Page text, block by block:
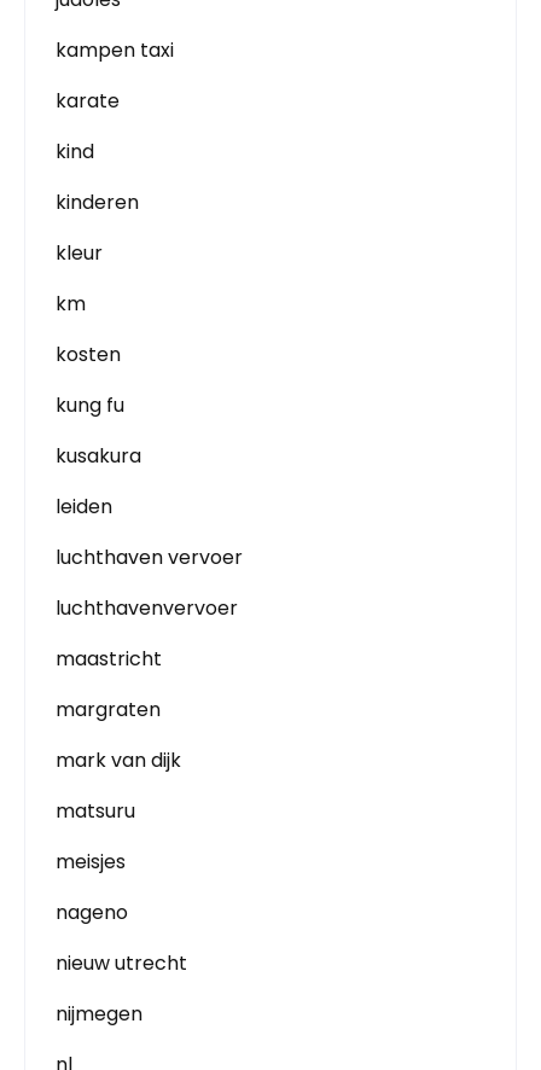
kampen taxi
karate
kind
kinderen
kleur
km
kosten
kung fu
kusakura
leiden
luchthaven vervoer
luchthavenvervoer
maastricht
margraten
mark van dijk
matsuru
meisjes
nageno
nieuw utrecht
nijmegen